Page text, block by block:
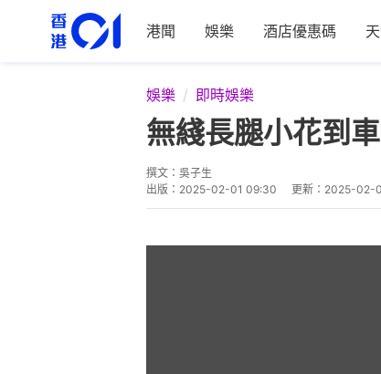
港聞 娛樂 酒店優惠碼
娛樂 即時娛樂
無綫長腿小花到
撰文： 吳子生
出版： 2025-02-01 09:30 更新： 2025-02-